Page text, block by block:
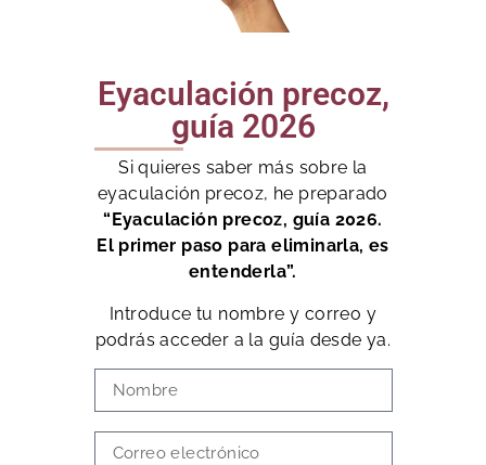
Eyaculación precoz,
guía 2026
Si quieres saber más sobre la
eyaculación precoz, he preparado
“Eyaculación precoz, guía 2026.
El primer paso para eliminarla, es
entenderla”.
Introduce tu nombre y correo y
podrás acceder a la guía desde ya.